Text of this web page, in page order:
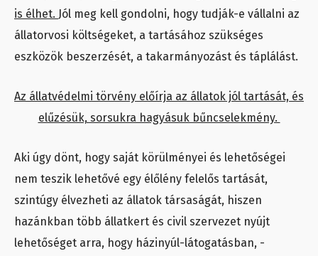
is élhet. Jól meg kell gondolni, hogy tudják-e vállalni az
állatorvosi költségeket, a tartásához szükséges
eszközök beszerzését, a takarmányozást és táplálást.
Az állatvédelmi törvény előírja az állatok jól tartását, és
elűzésük, sorsukra hagyásuk bűncselekmény.
Aki úgy dönt, hogy saját körülményei és lehetőségei
nem teszik lehetővé egy élőlény felelős tartását,
szintúgy élvezheti az állatok társaságát, hiszen
hazánkban több állatkert és civil szervezet nyújt
lehetőséget arra, hogy házinyúl-látogatásban, -